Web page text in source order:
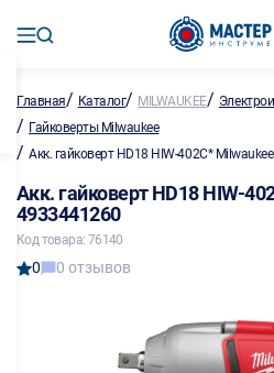
Главная/ Каталог/ MILWAUKEE/
/ Гайковерты Milwaukee
/ Акк. гайковерт HD18 HIW-402C*
Акк. гайковерт HD18 HIW-
4933441260
Код товара: 76140
0 0 отзывов